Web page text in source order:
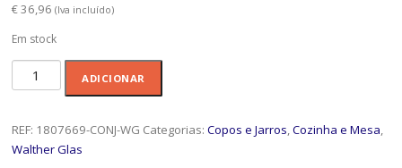
€36,96 (Iva incluído)
Em stock
Quantidade
de
41,5cl
Ilaria-
ADICIONAR
REF: 1807669-CONJ-WG Categorias:Copos e Jarros,Cozinha e Mesa,
Walther Glas